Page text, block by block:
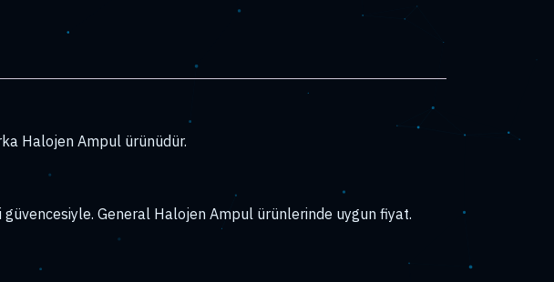
Halojen Ampul ürünüdür.
General Halojen Ampul ürünlerinde uygun fiyat.